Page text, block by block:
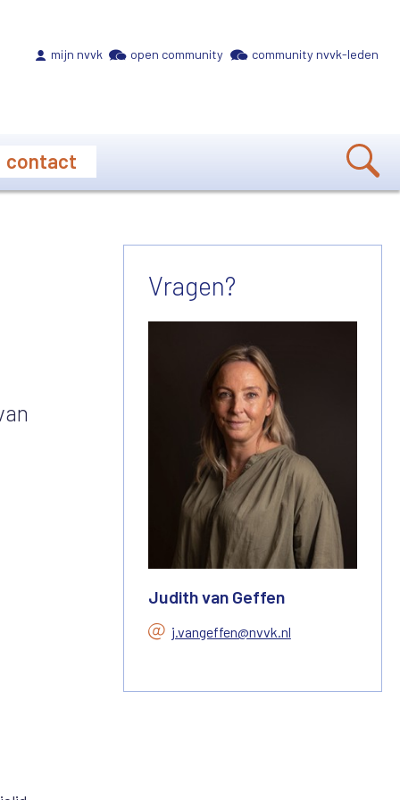
mijn nvvk open community community nvvk-leden
contact
Vragen?
Judith van Geffen
j.vangeffen@nvvk.nl